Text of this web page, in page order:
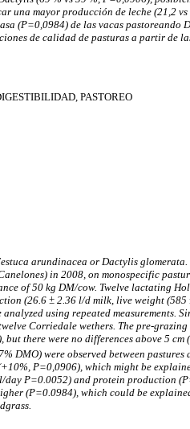
una mayor producción de leche (21,2 vs
(P=0,0984) de las vacas pastoreando
de calidad de pasturas a partir de
PASTOREO
arundinacea or Dactylis glomerata.
in 2008, on monospecific
of 50 kg DM/cow. Twelve lactating
(26.6 ± 2.36 l/d milk, live weight (585
using repeated measurements.
Corriedale wethers. The pre-grazing
there were no differences above 5 cm
DMO) were observed between pastures
P=0,0906), which might be
P=0.0052) and protein production
(P=0.0984), which could be